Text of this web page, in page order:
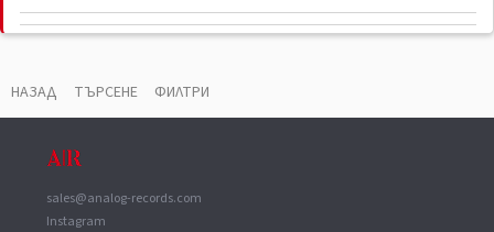
НАЗАД ТЪРСЕНЕ ФИЛТРИ
sales@analog-records.com
Instagram